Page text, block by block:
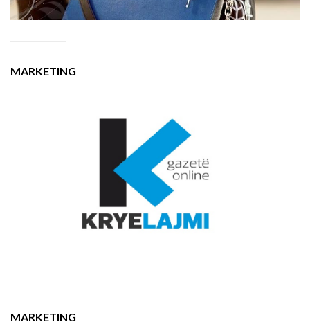
MARKETING
MARKETING